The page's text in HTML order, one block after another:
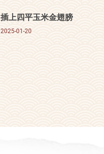
插上四平玉米金翅膀
2025-01-20